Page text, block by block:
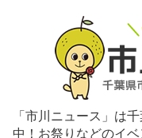
「市川ニュース」は
中！お祭りなどのイ